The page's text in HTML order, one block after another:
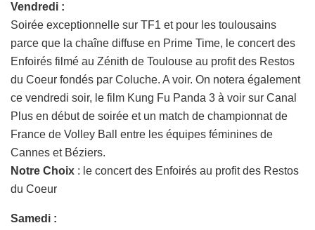
Vendredi :
Soirée exceptionnelle sur TF1 et pour les toulousains
parce que la chaîne diffuse en Prime Time, le concert des
Enfoirés filmé au Zénith de Toulouse au profit des Restos
du Coeur fondés par Coluche. A voir. On notera également
ce vendredi soir, le film Kung Fu Panda 3 à voir sur Canal
Plus en début de soirée et un match de championnat de
France de Volley Ball entre les équipes féminines de
Cannes et Béziers.
Notre Choix : le concert des Enfoirés au profit des Restos
du Coeur
Samedi :